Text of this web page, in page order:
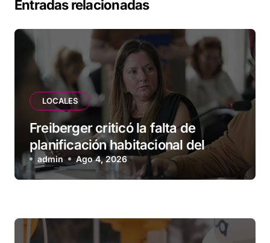
Entradas relacionadas
LOCALES
Freiberger criticó la falta de
planificación habitacional del
Municipio: “Vuoto deja afuera a
vecinos que llevan más de 20 años
admin Ago 4, 2026